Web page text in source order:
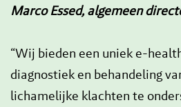
Marco Essed, algemeen
“Wij bieden een uniek e-
diagnostiek en behandeling
lichamelijke klachten te